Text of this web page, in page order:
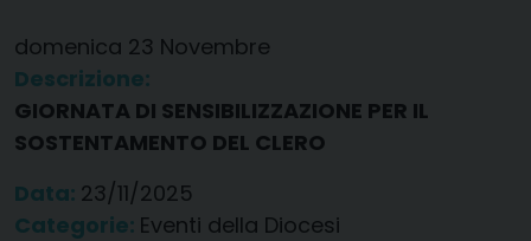
domenica 23 Novembre
Descrizione:
GIORNATA DI SENSIBILIZZAZIONE PER IL
SOSTENTAMENTO DEL CLERO
Data: 23/11/2025
Categorie: Eventi della Diocesi